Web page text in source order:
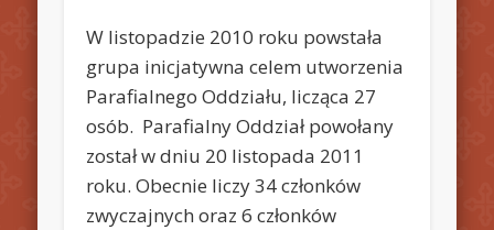
W listopadzie 2010 roku powstała
grupa inicjatywna celem utworzenia
Parafialnego Oddziału, licząca 27
osób. Parafialny Oddział powołany
został w dniu 20 listopada 2011
roku. Obecnie liczy 34 członków
zwyczajnych oraz 6 członków